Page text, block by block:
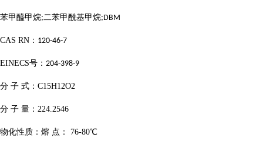
苯甲醯甲烷;二苯甲酰基甲烷;DBM
CAS RN ： 120-46-7
EINECS号： 204-398-9
分 子 式： C15H12O2
分 子 量： 224.2546
物化性质：熔 点： 76-80℃